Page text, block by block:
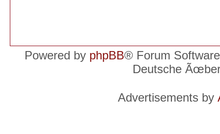
Powered by phpBB® Forum
Deutsche
Advertisements by